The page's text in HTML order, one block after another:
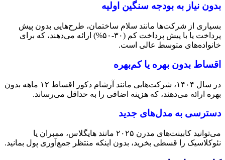
بدون نیاز به بودجه سنگین اولیه
بسیاری از شرکت‌ها مانند سلام ساختمان، طرح‌هایی بدون پیش
پرداخت یا با پیش پرداخت کم (۳۰-۵۰%) ارائه می‌دهند، که برای
خانواده‌های متوسط عالی است.
اقساط بدون بهره یا کم‌بهره
در سال ۱۴۰۴، شرکت‌هایی مانند آرشام دکور اقساط ۱۲ ماهه بدون
بهره ارائه می‌دهند، که هزینه اضافی را به حداقل می‌رساند.
دسترسی به مدل‌های جدید
می‌توانید کابینت‌های مدرن ۲۰۲۵ مانند هایگلاس، ممبران یا
نئوکلاسیک را قسطی بخرید، بدون اینکه منتظر جمع‌آوری پول بمانید.